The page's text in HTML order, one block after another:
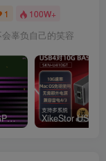
1 100W+
辜负自己的笑容
新版攻略！ChatGPT注册流程，超详细基础教程！【ChatGPT】